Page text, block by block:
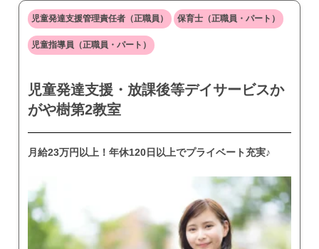
児童発達支援管理責任者（正職員） 保育士（正職員・パート）
児童指導員（正職員・パート）
児童発達支援・放課後等デイサービスか
がや樹第2教室
月給23万円以上！年休120日以上でプライベート充実♪